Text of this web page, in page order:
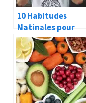
10 Habitudes
Matinales pour
Booster votre
Cerveau ! -Jim
Kwik-